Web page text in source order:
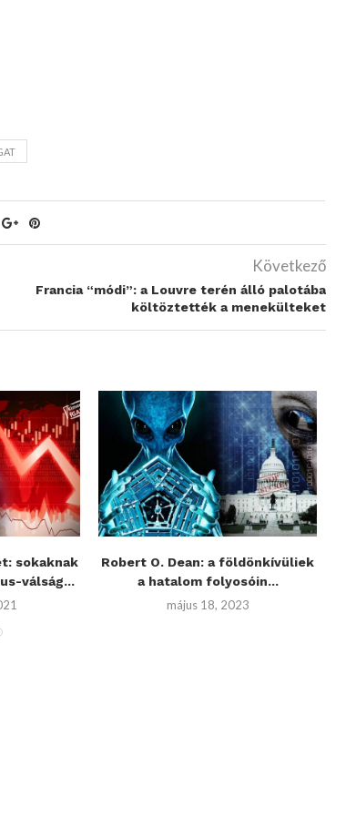
Következő
Francia “módi”: a Louvre terén álló palotába
költöztették a menekülteket
sokaknak
válság...
Robert O. Dean: a földönkívüliek
a hatalom folyosóin...
május 18, 2023